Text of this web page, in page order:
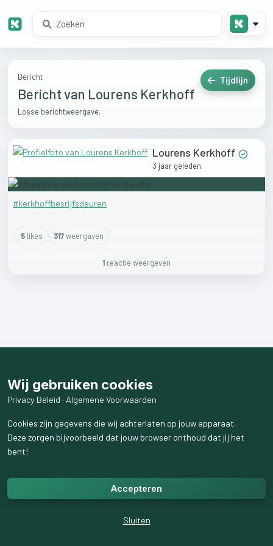
Bericht
Bericht van Lourens Kerkhoff
Losse berichtweergave.
Tijdlijn
Lourens Kerkhoff
3 jaar geleden
#kerkhoffbesrijfsdeuren
5likes 317weergaven
1 reactie weergeven
Wij gebruiken cookies
Privacy Beleid · Algemene Voorwaarden
Cookies zijn gegevens die wij achterlaten op jouw apparaat.
Deze zorgen bijvoorbeeld dat jouw browser onthoud dat jij het
bent!
Accepteren
Sluiten